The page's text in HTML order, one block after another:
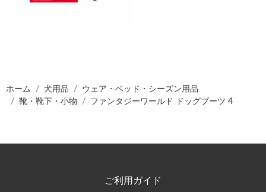
ホーム 犬用品
ウェア・ベッド・シーズン用品
靴・靴下・小物
ファンタジーワールド ドッグブーツ 4
ご利用ガイド